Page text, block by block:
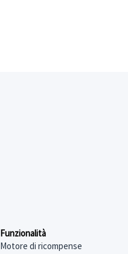
Funzionalità
Motore di ricompense